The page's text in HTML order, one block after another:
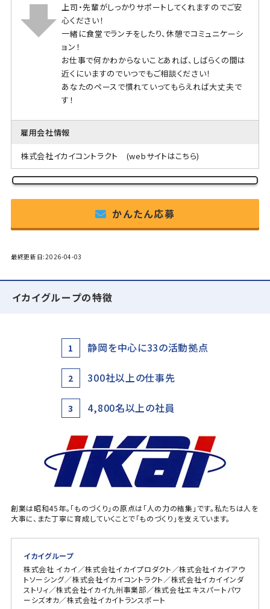
上司・先輩がしっかりサポートしてくれますのでご安
心ください！
一緒に食堂でランチをしたり、休憩でコミュニケーシ
ョン！
お仕事で何かわからないことあれば、しばらくの間は
近くにいますのでいつでもご相談ください！
あなたのペースで慣れていってもらえれば大丈夫で
す！
雇用会社情報
株式会社イカイコントラクト (webサイトはこちら)
かんたん応募
最終更新日:2026-04-03
イカイグループの特徴
1 静岡を中心に33の活動拠点
2 300社以上の仕事先
3 4,800名以上の社員
創業は昭和45年。「ものづくり」の原点は「人の力の結集」です。私たちは人を
大事に、また丁寧に育成していくことで「ものづくり」を支えています。
イカイグループ
株式会社 イカイ／株式会社イカイプロダクト／株式会社イカイアウ
トソーシング／株式会社イカイコントラクト／株式会社イカイインダ
ストリィ／株式会社イカイ九州事業部／株式会社エキスパートパワ
ーシズオカ／株式会社イカイトランスポート